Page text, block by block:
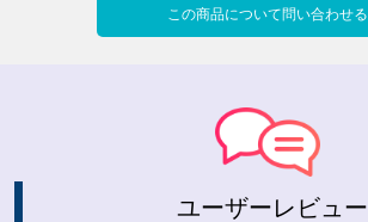
この商品について問い合わせる
ユーザーレビュー